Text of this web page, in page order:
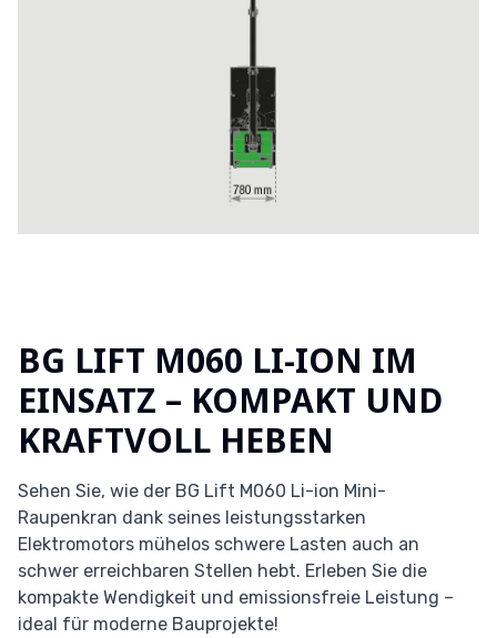
BG LIFT M060 LI-ION IM
EINSATZ – KOMPAKT UND
KRAFTVOLL HEBEN
Sehen Sie, wie der BG Lift M060 Li-ion Mini-
Raupenkran dank seines leistungsstarken
Elektromotors mühelos schwere Lasten auch an
schwer erreichbaren Stellen hebt. Erleben Sie die
kompakte Wendigkeit und emissionsfreie Leistung –
ideal für moderne Bauprojekte!